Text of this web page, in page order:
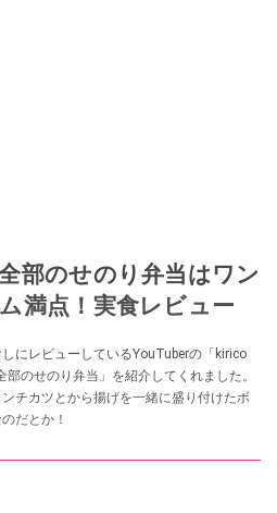
部のせのり弁当はワン
満点！実食レビュー
にレビューしているYouTuberの「kirico
のせのり弁当」を紹介してくれました。
チカツとから揚げを一緒に盛り付けたボ
だとか！